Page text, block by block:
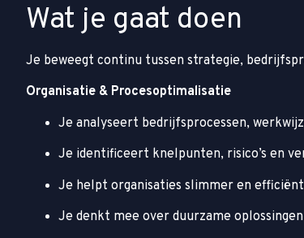
Wat je gaat doen
Je beweegt continu tussen strategie,
Organisatie & Procesoptimalisatie
Je analyseert bedrijfsprocessen,
Je identificeert knelpunten, risico’s en
Je helpt organisaties slimmer en
Je denkt mee over duurzame